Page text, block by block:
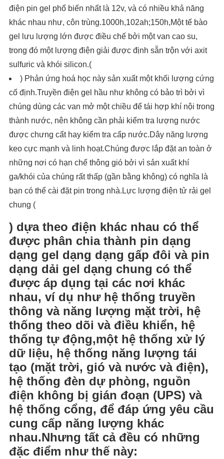
điện pin gel phổ biến nhất là 12v, và có nhiều khả năng
khác nhau như, côn trùng.1000h,102ah;150h,Một tế bào
gel lưu lượng lớn được điều chế bởi một van cao su,
trong đó một lượng điện giải được định sẵn trộn với axit
sulfuric và khói silicon.(
) Phản ứng hoá học này sản xuất một khối lượng cứng
cố định.Truyền điện gel hầu như không có bảo trì bởi vì
chúng dùng các van mở một chiều để tái hợp khí nội trong
thành nước, nên không cần phải kiểm tra lượng nước
được chưng cất hay kiểm tra cấp nước.Dây năng lượng
keo cực mạnh và linh hoạt.Chúng được lắp đặt an toàn ở
những nơi có hạn chế thông gió bởi vì sản xuất khí
ga/khói của chúng rất thấp (gần bằng không) có nghĩa là
bạn có thể cài đặt pin trong nhà.Lực lượng điện tử rải gel
chung (
) dựa theo điện khác nhau có thể
được phân chia thành pin dạng
dạng gel dạng dạng gấp đôi và pin
dạng dải gel dạng chung có thể
được áp dụng tại các nơi khác
nhau, ví dụ như hệ thống truyền
thông và năng lượng mặt trời, hệ
thống theo dõi và điều khiển, hệ
thống tự động,một hệ thống xử lý
dữ liệu, hệ thống năng lượng tái
tạo (mặt trời, gió và nước và điện),
hệ thống đèn dự phòng, nguồn
điện không bị gián đoạn (UPS) và
hệ thống cổng, để đáp ứng yêu cầu
cung cấp năng lượng khác
nhau.Nhưng tất cả đều có những
đặc điểm như thế này: